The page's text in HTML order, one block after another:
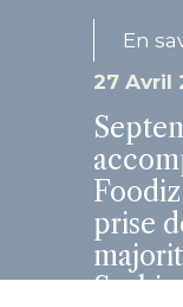
En
27 Avril
prise